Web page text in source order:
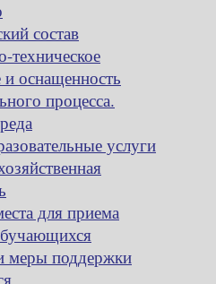
состав
техническое
и оснащенность
процесса.
услуги
для приема
меры поддержки